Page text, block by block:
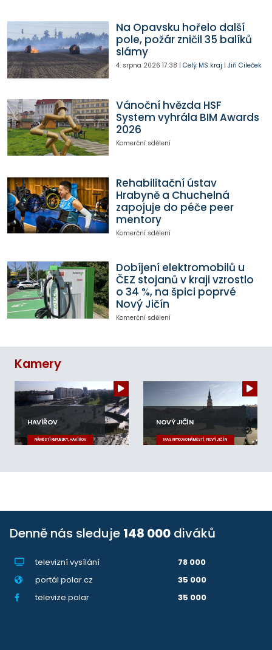
Na Opavsku hořelo další
pole, požár zničil 35 balíků
slámy
4. srpna 2026 17:38 | Celý MS kraj | Jiří Cileček
Vánoční hvězda HSF
System vyhrála BIM Awards
2026
Komerční sdělení
Rehabilitační ústav
Hrabyně a Chuchelná
zapojuje do péče peer
mentory
Komerční sdělení
Dobíjení elektromobilů u
ČEZ stojanů v kraji vzrostlo
o 34 %, na špici poprvé
Nový Jičín
Komerční sdělení
Kamery
HAVÍŘOV
NÁMĚSTÍ REPUBLIKY, HAVÍŘOV
NOVÝ JIČÍN
MASARYKOVO NÁMĚSTÍ, NOVÝ JIČÍN
Denně nás sleduje 148 000 diváků
televizní vysílání
78 000
portál polar.cz
35 000
televize.polar
35 000